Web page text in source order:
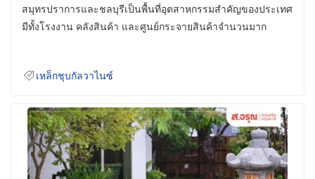
สมุทรปราการและชลบุรีเป็นพื้นที่อุตสาหกรรมสำคัญของประเทศ
มีทั้งโรงงาน คลังสินค้า และศูนย์กระจายสินค้าจำนวนมาก
เหล็กชุบกัลวาไนซ์